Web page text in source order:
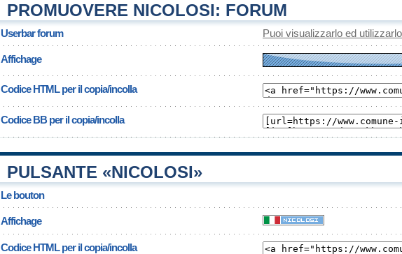
PROMUOVERE NICOLOSI: FORUM
Userbar forum Puoi visualizzarlo ed
Affichage
Codice HTML per il copia/incolla
Codice BB per il copia/incolla
PULSANTE «NICOLOSI»
Le bouton
Affichage
Codice HTML per il copia/incolla